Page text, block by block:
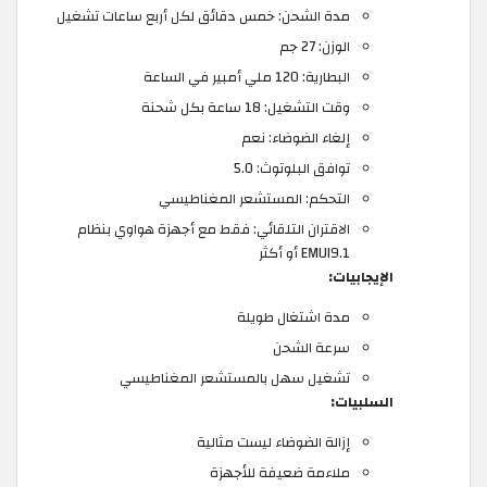
مدة الشحن: خمس دقائق لكل أربع ساعات تشغيل
الوزن: 27 جم
البطارية: 120 ملي أمبير في الساعة
وقت التشغيل: 18 ساعة بكل شحنة
إلغاء الضوضاء: نعم
توافق البلوتوث: 5.0
التحكم: المستشعر المغناطيسي
الاقتران التلقائي: فقط مع أجهزة هواوي بنظام
EMUI9.1 أو أكثر
الإيجابيات:
مدة اشتغال طويلة
سرعة الشحن
تشغيل سهل بالمستشعر المغناطيسي
السلبيات:
إزالة الضوضاء ليست مثالية
ملاءمة ضعيفة للأجهزة